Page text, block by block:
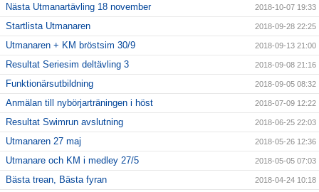
Nästa Utmanartävling 18 november 2018-10-07 19:33
Startlista Utmanaren 2018-09-28 22:25
Utmanaren + KM bröstsim 30/9 2018-09-13 21:00
Resultat Seriesim deltävling 3 2018-09-08 21:16
Funktionärsutbildning 2018-09-05 08:32
Anmälan till nybörjarträningen i höst 2018-07-09 12:22
Resultat Swimrun avslutning 2018-06-25 22:03
Utmanaren 27 maj 2018-05-26 12:36
Utmanare och KM i medley 27/5 2018-05-05 07:03
Bästa trean, Bästa fyran 2018-04-24 10:18